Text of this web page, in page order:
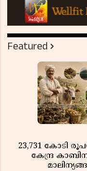
Featured
23,731 കോടി
കേന്ദ്ര